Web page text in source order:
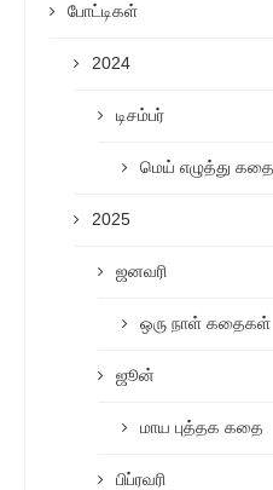
போட்டிகள்
2024
டிசம்பர்
மெய் எழுத்து
2025
ஜனவரி
ஒரு நாள் கதைகள்
ஜூன்
மாய புத்தக கதை
பிப்ரவரி